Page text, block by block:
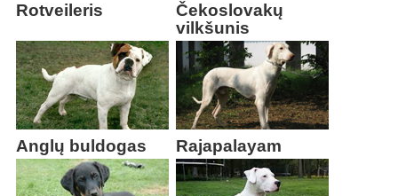
Rotveileris
Čekoslovakų
vilkšunis
Anglų buldogas Rajapalayam